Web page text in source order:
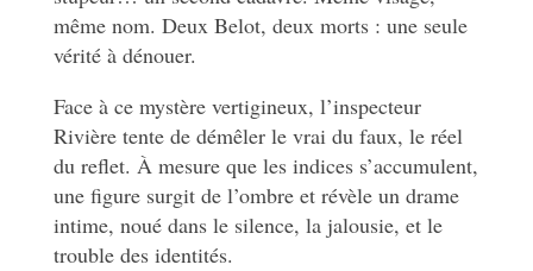
même nom. Deux Belot, deux morts : une seule
vérité à dénouer.
Face à ce mystère vertigineux, l’inspecteur
Rivière tente de démêler le vrai du faux, le réel
du reflet. À mesure que les indices s’accumulent,
une figure surgit de l’ombre et révèle un drame
intime, noué dans le silence, la jalousie, et le
trouble des identités.